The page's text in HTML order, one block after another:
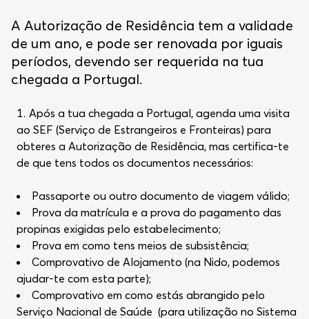
A Autorização de Residência tem a validade
de um ano, e pode ser renovada por iguais
períodos, devendo ser requerida na tua
chegada a Portugal.
Após a tua chegada a Portugal, agenda uma visita
ao SEF (Serviço de Estrangeiros e Fronteiras) para
obteres a Autorização de Residência, mas certifica-te
de que tens todos os documentos necessários:
Passaporte ou outro documento de viagem válido;
Prova da matrícula e a prova do pagamento das
propinas exigidas pelo estabelecimento;
Prova em como tens meios de subsistência;
Comprovativo de Alojamento (na Nido, podemos
ajudar-te com esta parte);
Comprovativo em como estás abrangido pelo
Serviço Nacional de Saúde (para utilização no Sistema